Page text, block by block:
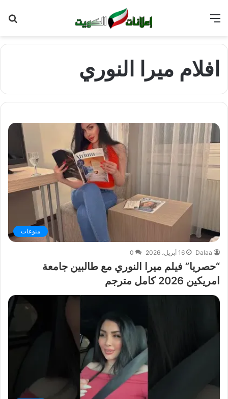
افلام ميرا النوري
منوعات
Dalaa 16 أبريل، 2026 0
“حصريا” فيلم ميرا النوري مع طالبين جامعة
امريكين 2026 كامل مترجم